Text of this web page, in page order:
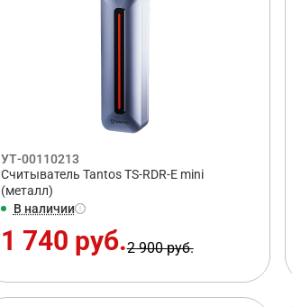
УТ-00110213
Считыватель Tantos TS-RDR-E mini
(металл)
В наличии
1 740 руб.2 900 руб.